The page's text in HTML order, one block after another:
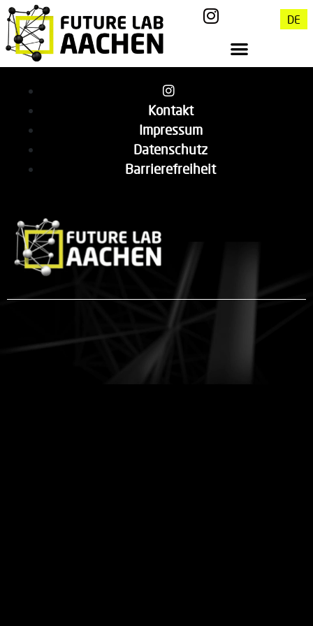
DE
Kontakt
Impressum
Datenschutz
Barrierefreiheit